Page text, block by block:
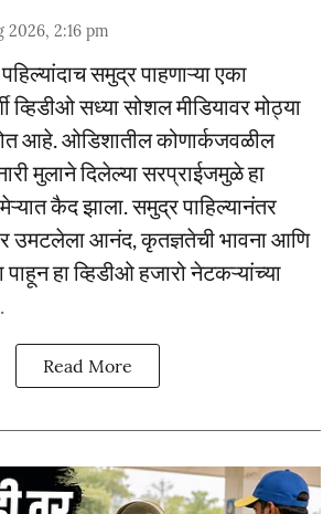
2026, 2:16 pm
पहिल्यांदाच समुद्र पाहणाऱ्या एका
व्हिडीओ सध्या सोशल मीडियावर मोठ्या
आहे. ओडिशातील कोणार्कजवळील
मुलाने दिलेल्या सरप्राईजमुळे हा
कैद झाला. समुद्र पाहिल्यानंतर
उमटलेला आनंद, कृतज्ञतेची भावना आणि
पाहून हा व्हिडीओ हजारो नेटकऱ्यांच्या
Read More